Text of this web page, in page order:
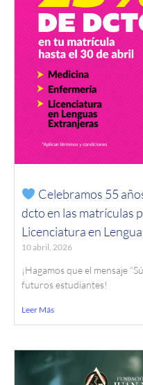
Celebramos 55
dcto en las matrículas
Licenciatura en
10 abril, 2026
¡Hagamos que el mensaje
futuros estudiantes!
Leer Más